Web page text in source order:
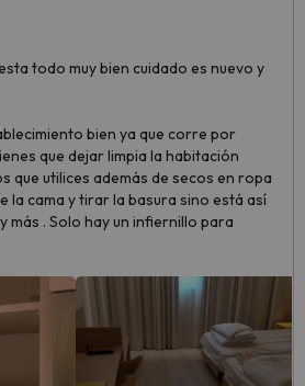
todo muy bien cuidado es nuevo y
bien ya que corre por
que dejar limpia la habitación
que utilices además de secos en ropa
la cama y tirar la basura sino está así
más . Solo hay un infiernillo para